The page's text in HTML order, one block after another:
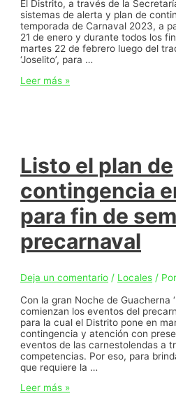
El Distrito, a través de la
sistemas de alerta y plan de
temporada de Carnaval 2023, a
21 de enero y durante todos los
martes 22 de febrero luego del
‘Joselito’, para …
Sector
atender
la
temporada
de
precarnaval
y
carnaval
Leer más »
Listo el plan de
contingencia
para fin de
precarnaval
Deja un comentario / Locales /
Con la gran Noche de Guacherna
comienzan los eventos del
para la cual el Distrito pone en
contingencia y atención con
eventos de las carnestolendas a
competencias. Por eso, para
que requiere la …
Listo
Leer más »